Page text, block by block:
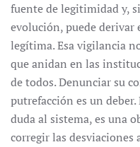
fuente de legitimidad y,
evolución, puede derivar
legítima. Esa vigilancia
que anidan en las
de todos. Denunciar su
putrefacción es un
duda al sistema, es una
corregir las desviaciones